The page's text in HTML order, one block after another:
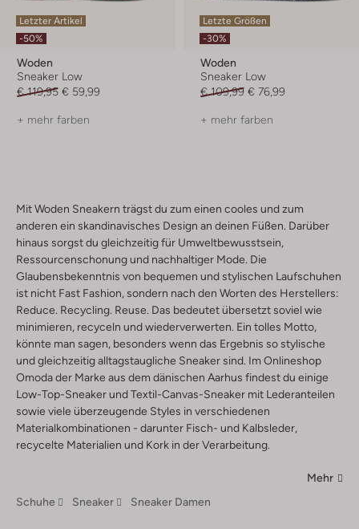
Letzter Artikel
-50%
Woden
Sneaker Low
€ 119,95 € 59,99
+ mehr farben
Letzte Größen
-30%
Woden
Sneaker Low
€ 109,99 € 76,99
+ mehr farben
Mit Woden Sneakern trägst du zum einen cooles und zum
anderen ein skandinavisches Design an deinen Füßen. Darüber
hinaus sorgst du gleichzeitig für Umweltbewusstsein,
Ressourcenschonung und nachhaltiger Mode. Die
Glaubensbekenntnis von bequemen und stylischen Laufschuhen
ist nicht Fast Fashion, sondern nach den Worten des Herstellers:
Reduce. Recycling. Reuse. Das bedeutet übersetzt soviel wie
minimieren, recyceln und wiederverwerten. Ein tolles Motto,
könnte man sagen, besonders wenn das Ergebnis so stylische
und gleichzeitig alltagstaugliche Sneaker sind. Im Onlineshop
Omoda der Marke aus dem dänischen Aarhus findest du einige
Low-Top-Sneaker und Textil-Canvas-Sneaker mit Lederanteilen
sowie viele überzeugende Styles in verschiedenen
Materialkombinationen - darunter Fisch- und Kalbsleder,
recycelte Materialien und Kork in der Verarbeitung.
Mehr
Schuhe
Sneaker Sneaker Damen